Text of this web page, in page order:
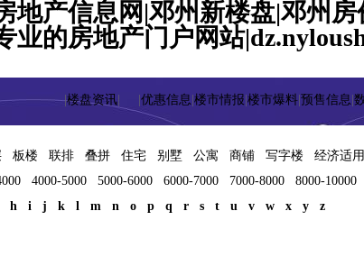
地产信息网|邓州新楼盘|邓州
业的房地产门户网站
|楼盘资讯| 优惠信息 楼市情报 楼市爆料| 预售信息
板楼 联排 叠拼 住宅 别墅 公寓 商铺 写字楼 经济适
4000-5000 5000-6000 6000-7000 7000-8000 8000-10000
h i j k l m n o p q r s t u v w x y z